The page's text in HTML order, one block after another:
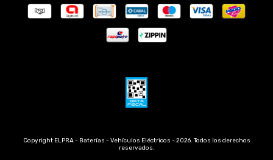
Copyright ELPRA - Baterías - Vehículos Eléctricos - 2026. Todos los derechos
reservados.